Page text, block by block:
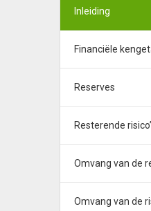
Inleiding
Financiële
Reserves
Resterende
Omvang van de
Omvang van de